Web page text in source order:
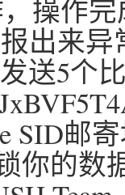
，操作
出来
送5个
SID邮
的数